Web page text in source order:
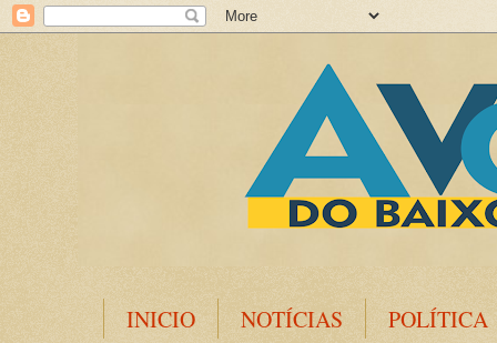
INICIO NOTÍCIAS POLÍTICA